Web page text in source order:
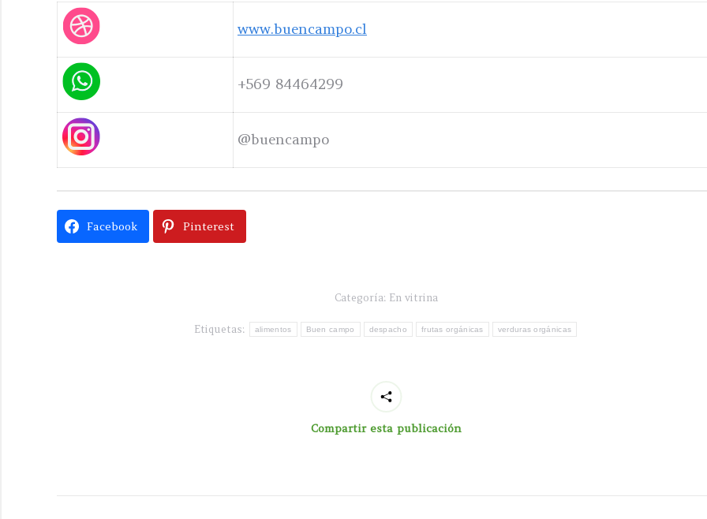
www.buencampo.cl
+569 84464299
@buencampo
Facebook Pinterest
Categoría: En vitrina
Etiquetas: alimentos Buen campo despacho frutas orgánicas verduras orgánicas
Compartir esta publicación